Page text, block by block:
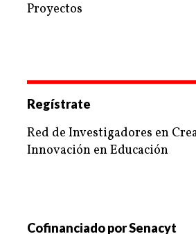
Proyectos
Regístrate
Red de Investigadores en
Innovación en Educación
Cofinanciado por Senacyt